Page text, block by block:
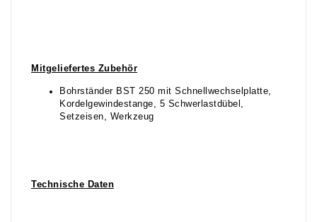
Mitgeliefertes Zubehör
Bohrständer BST 250 mit Schnellwechselplatte,
Kordelgewindestange, 5 Schwerlastdübel,
Setzeisen, Werkzeug
Technische Daten